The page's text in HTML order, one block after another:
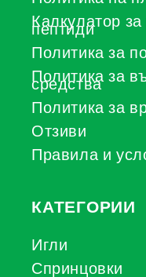
Калкулатор
пептиди
Политика за
Политика за
средства
Политика за
Отзиви
Правила и
КАТЕГОРИИ
Игли
Спринцовки